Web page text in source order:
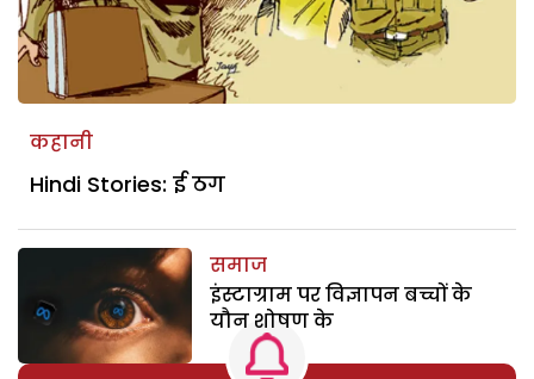
कहानी
Hindi Stories: ई ठग
समाज
इंस्टाग्राम पर विज्ञापन बच्चों के
यौन शोषण के